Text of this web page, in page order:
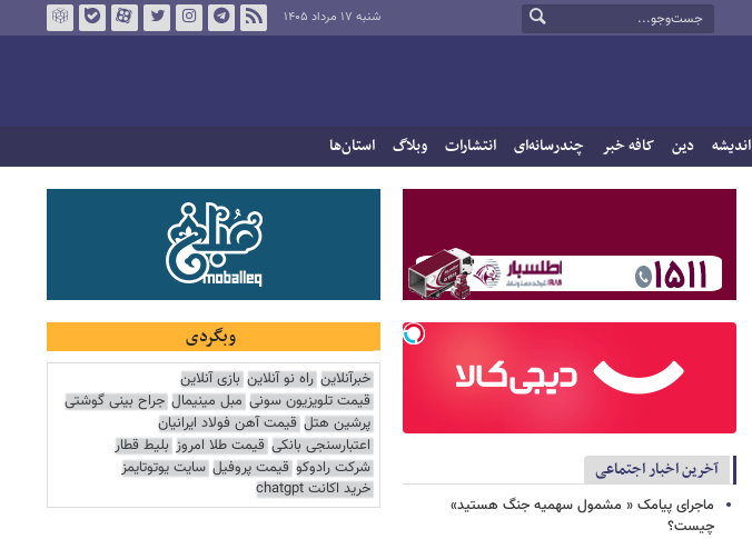
شنبه ۱۷ مرداد ۱۴۰۵
اندیشه دین کافه خبر چندرسانه‌ای انتشارات وبلاگ استان‌ها
آخرین اخبار اجتماعی
ماجرای پیامک « مشمول سهمیه جنگ هستید»
چیست؟
وبگردی
خبرآنلاین راه نو آنلاین بازی آنلاین
قیمت تلویزیون سونی مبل مینیمال جراح بینی گوشتی
پرشین هتل قیمت آهن فولاد ایرانیان
اعتبارسنجی بانکی قیمت طلا امروز بلیط قطار
شرکت رادوکو قیمت پروفیل سایت یوتوتایمز
خرید اکانت chatgpt